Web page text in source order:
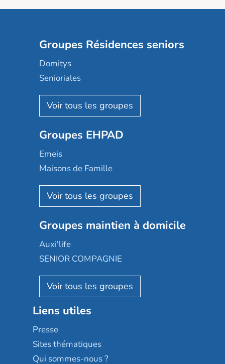
Groupes Résidences seniors
Domitys
Senioriales
Nohée
Les Résidentiels
Mobicap
Domusvi
Happy Senior
Aquarelia
Nexity edenea
Les jardins d'Arcadie
Occitalia
Appartseniors
Reseda
Stella management
Les villages d'or
Sérénys
Résidences services Villa Médicis
Groupes EHPAD
Emeis
Maisons de Famille
Korian
Emera
Groupe SOS
Le Noble Âge
Almage
Résidalya
Groupe aplus
Groupes maintien à domicile
Auxi'life
SENIOR COMPAGNIE
AGE D'OR Services
Liens utiles
Presse
Sites thématiques
Qui sommes-nous ?